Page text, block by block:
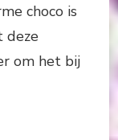
choco is
deze
om het bij